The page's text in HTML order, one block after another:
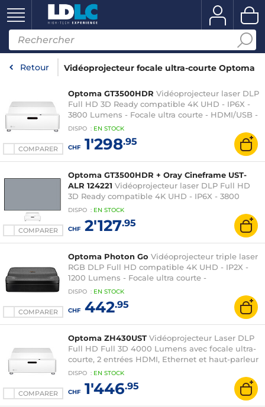
Retour Vidéoprojecteur focale ultra-courte Optoma
COMPARER
Optoma GT3500HDR Vidéoprojecteur laser DLP
Full HD 3D Ready compatible 4K UHD - IP6X -
3800 Lumens - Focale ultra courte - HDMI/USB -
Haut-parleur intégré
DISPO : EN STOCK
CHF1'298.95
COMPARER
Optoma GT3500HDR + Oray Cineframe UST-
ALR 124221 Vidéoprojecteur laser DLP Full HD
3D Ready compatible 4K UHD - IP6X - 3800
Lumens - Focale ultra courte - HDMI/USB - Haut-
parleur intégré + Ecran fixe sur cadre 100" pour
vidéoprojecteur à focale ultra-courte
DISPO : EN STOCK
CHF2'127.95
COMPARER
Optoma Photon Go Vidéoprojecteur triple laser
RGB DLP Full HD compatible 4K UHD - IP2X -
1200 Lumens - Focale ultra courte -
HDMI/USB/RJ45 - Batterie rechargeable - Google
TV - Haut-parleurs intégrés 2 x 10 W
DISPO : EN STOCK
CHF442.95
COMPARER
Optoma ZH430UST Vidéoprojecteur Laser DLP
Full HD Full 3D 4000 Lumens avec focale ultra-
courte, 2 entrées HDMI, Ethernet et haut-parleur
intégré
DISPO : EN STOCK
CHF1'446.95